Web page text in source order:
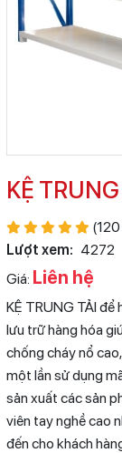
KỆ
(120
Lượt xem: 4272
Giá: Liên hệ
KỆ TRUNG TẢI để
lưu trữ hàng hóa
chống cháy nổ
một lần sử dụng
sản xuất các sản
viên tay nghề cao
đến cho khách